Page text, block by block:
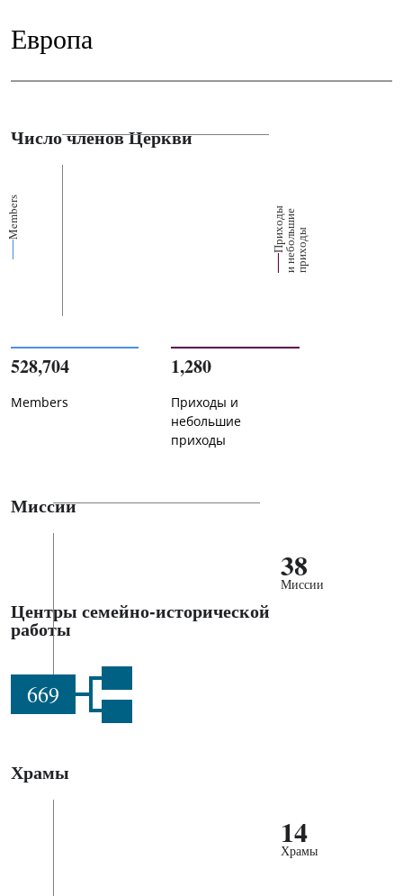
Европа
Число членов Церкви
Members П
р
их
о
д
ы
и
н
е
б
о
ль
ш
ие
п
р
и
х
о
ды
528,704
Members
1,280
Приходы и
небольшие
приходы
Миссии
38
Миссии
Центры семейно-исторической
работы
669
Храмы
14
Храмы